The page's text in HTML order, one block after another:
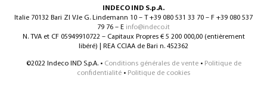
INDECO IND S.p.A.
Italie 70132 Bari ZI V.le G. Lindemann 10 – T +39 080 531 33 70 – F +39 080 537
79 76 – E info@indeco.it
N. TVA et CF 05949910722 – Capitaux Propres € 5 200 000,00 (entièrement
libéré) | REA CCIAA de Bari n. 452362
©2022 Indeco IND S.p.A. • Conditions générales de vente• Politique de
confidentialité • Politique de cookies